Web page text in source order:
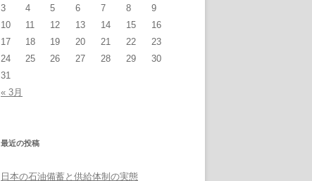
« 3月
3
4 5 6 7 8
9
10
11 12 13 14 15
16
17
18 19 20 21 22
23
24
25 26 27 28 29
30
31
最近の投稿
日本の石油備蓄と供給体制の実態